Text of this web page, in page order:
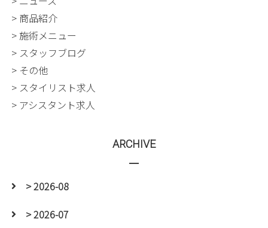
> 商品紹介
> 施術メニュー
> スタッフブログ
> その他
> スタイリスト求人
> アシスタント求人
ARCHIVE
> 2026-08
> 2026-07